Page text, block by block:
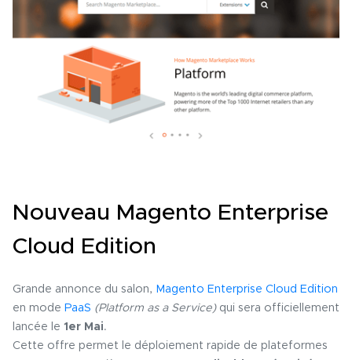
Nouveau Magento Enterprise
Cloud Edition
Grande annonce du salon, Magento Enterprise Cloud Edition
en mode PaaS (Platform as a Service)qui sera officiellement
lancée le 1er Mai.
Cette offre permet le déploiement rapide de plateformes